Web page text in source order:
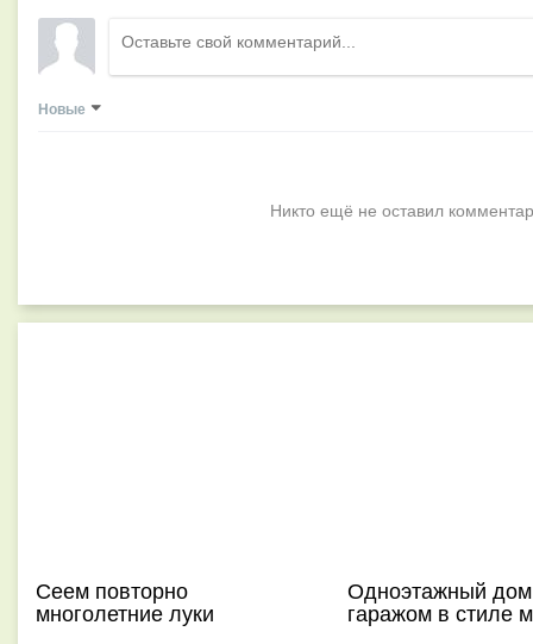
Новые
Никто ещё не оставил
Сеем повторно
многолетние луки
Одноэтажный
гаражом в стиле